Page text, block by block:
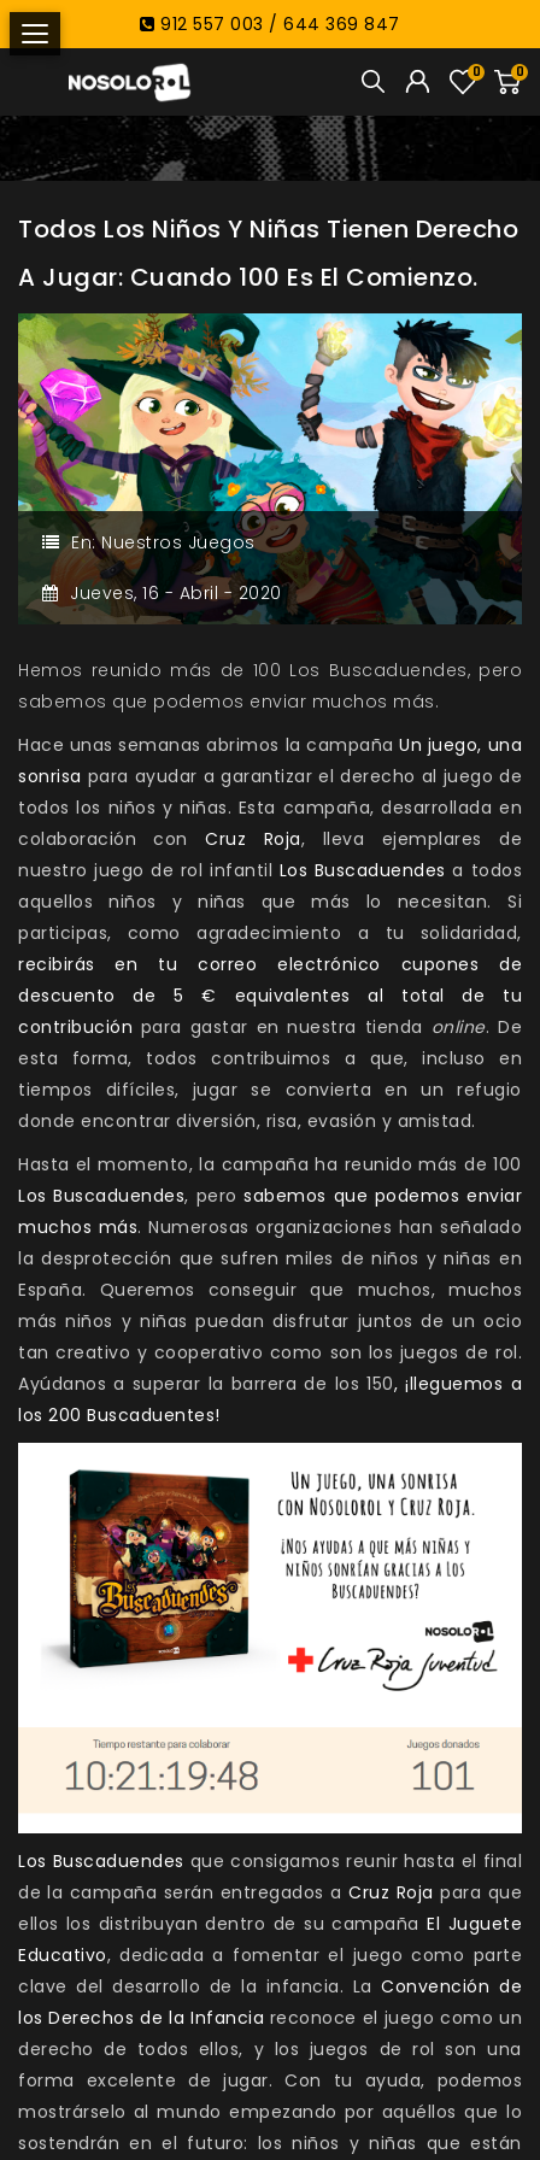
912 557 003 / 644 369 847
0
0
Todos Los Niños Y Niñas Tienen Derecho
A Jugar: Cuando 100 Es El Comienzo.
En:Nuestros Juegos
Jueves, 16 - Abril - 2020
Hemos reunido más de 100 Los Buscaduendes, pero
sabemos que podemos enviar muchos más.
Hace unas semanas abrimos la campañaUn juego, una
sonrisa para ayudar a garantizar el derecho al juego de
todos los niños y niñas. Esta campaña, desarrollada en
colaboración conCruz Roja, lleva ejemplares de
nuestro juego de rol infantil Los Buscaduendes a todos
aquellos niños y niñas que más lo necesitan. Si
participas, como agradecimiento a tu solidaridad,
recibirás en tu correo electrónico cupones de
descuento de 5 € equivalentes al total de tu
contribución para gastar en nuestra tienda online. De
esta forma, todos contribuimos a que, incluso en
tiempos difíciles, jugar se convierta en un refugio
donde encontrar diversión, risa, evasión y amistad.
Hasta el momento, la campaña ha reunido más de 100
Los Buscaduendes, perosabemos que podemos enviar
muchos más. Numerosas organizaciones han señalado
la desprotección que sufren miles de niños y niñas en
España. Queremos conseguir que muchos, muchos
más niños y niñas puedan disfrutar juntos de un ocio
tan creativo y cooperativo como son los juegos de rol.
Ayúdanos a superar la barrera de los 150, ¡lleguemos a
los 200 Buscaduentes!
Los Buscaduendes que consigamos reunir hasta el final
de la campaña serán entregados aCruz Roja para que
ellos los distribuyan dentro de su campañaEl Juguete
Educativo, dedicada a fomentar el juego como parte
clave del desarrollo de la infancia. LaConvención de
los Derechos de la Infancia reconoce el juego como un
derecho de todos ellos, y los juegos de rol son una
forma excelente de jugar. Con tu ayuda, podemos
mostrárselo al mundo empezando por aquéllos que lo
sostendrán en el futuro: los niños y niñas que están